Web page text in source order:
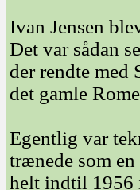
Ivan Jensen
Det var sådan
der rendte med
det gamle
Egentlig var
trænede som
helt indtil 1956